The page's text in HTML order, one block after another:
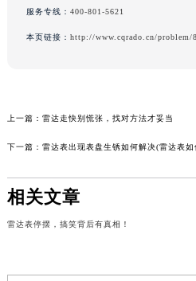
服务专线： 400-801-5621
本页链接： http://www.cqrado.cn/problem/
上一篇： 雷达走快别慌张，找对方法才妥当
下一篇： 雷达表出现表盘生锈如何解决(雷达表
相关文章
雷达表停摆，搞笑背后有真相！